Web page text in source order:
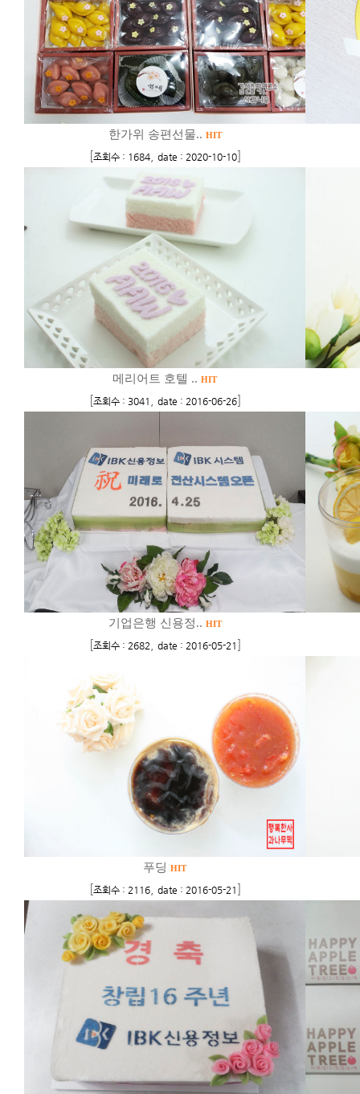
한가위 송편선물.. HIT
[조회수 : 1684, date : 2020-10-10]
메리어트 호텔 .. HIT
[조회수 : 3041 date : 2016-06-26]
기업은행 신용정.. HIT
[조회수 : 2682 date : 2016-05-21 ]
푸딩 HIT
[조회수 : 2116, date : 2016-05-21 ]